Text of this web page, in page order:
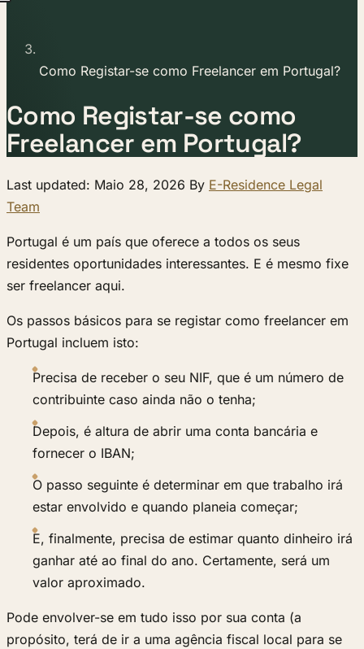
Como Registar-se como Freelancer em Portugal?
Como Registar-se como
Freelancer em Portugal?
Last updated: Maio 28, 2026 By E-Residence Legal
Team
Portugal é um país que oferece a todos os seus
residentes oportunidades interessantes. E é mesmo fixe
ser freelancer aqui.
Os passos básicos para se registar como freelancer em
Portugal incluem isto:
Precisa de receber o seu NIF, que é um número de
contribuinte caso ainda não o tenha;
Depois, é altura de abrir uma conta bancária e
fornecer o IBAN;
O passo seguinte é determinar em que trabalho irá
estar envolvido e quando planeia começar;
E, finalmente, precisa de estimar quanto dinheiro irá
ganhar até ao final do ano. Certamente, será um
valor aproximado.
Pode envolver-se em tudo isso por sua conta (a
propósito, terá de ir a uma agência fiscal local para se